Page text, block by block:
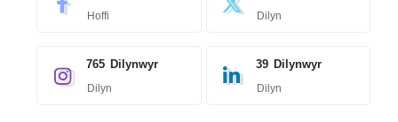
Hoffi Dilyn
765 Dilynwyr
Dilyn
39 Dilynwyr
Dilyn